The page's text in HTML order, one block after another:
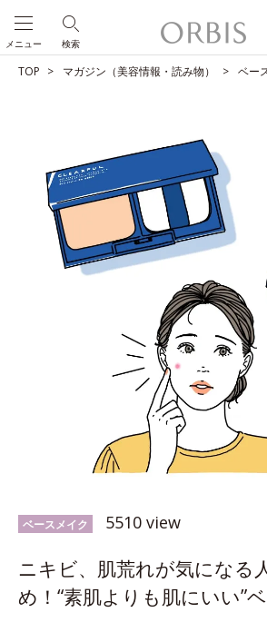
検索
メニュー
TOP マガジン（美容情報・読み物） ベー
ベースメイク 5510 view
ニキビ、肌荒れが気になる
め！“素肌よりも肌にいい”